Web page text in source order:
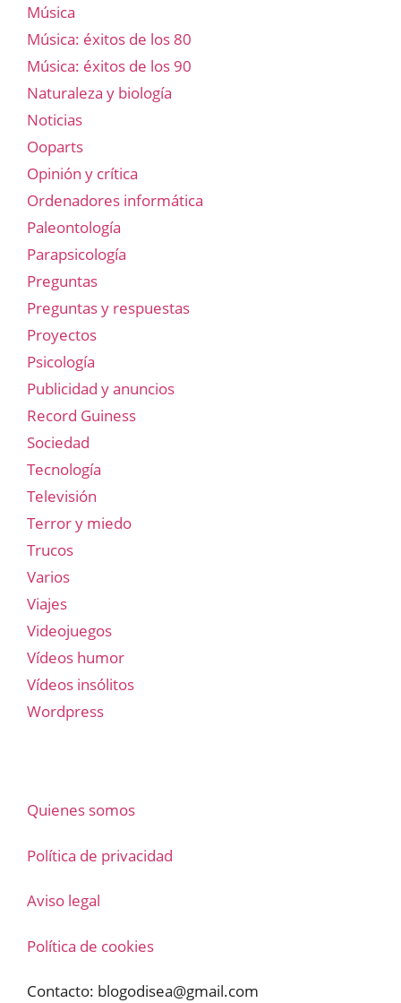
Música
Música: éxitos de los 80
Música: éxitos de los 90
Naturaleza y biología
Noticias
Ooparts
Opinión y crítica
Ordenadores informática
Paleontología
Parapsicología
Preguntas
Preguntas y respuestas
Proyectos
Psicología
Publicidad y anuncios
Record Guiness
Sociedad
Tecnología
Televisión
Terror y miedo
Trucos
Varios
Viajes
Videojuegos
Vídeos humor
Vídeos insólitos
Wordpress
Quienes somos
Política de privacidad
Aviso legal
Política de cookies
Contacto: blogodisea@gmail.com